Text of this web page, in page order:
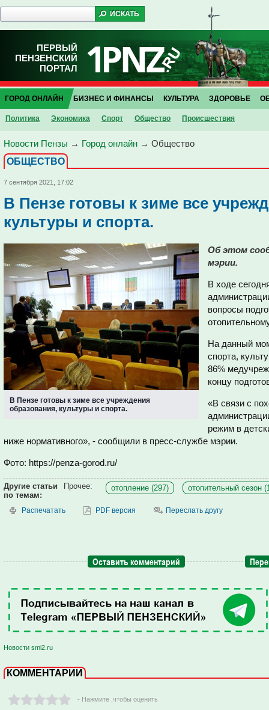
ПЕРВЫЙ
ПЕНЗЕНСКИЙ
ПОРТАЛ
ГОРОД ОНЛАЙН
Политика Экономика Спорт Общество Проиcшествия
БИЗНЕС И ФИНАНСЫ КУЛЬТУРА ЗДОРОВЬЕ
Новости Пензы → Город онлайн → Общество
ОБЩЕСТВО
7 сентября 2021, 17:02
В Пензе готовы к зиме все
культуры и спорта.
В Пензе готовы к зиме все учреждения
образования, культуры и спорта.
Об этом
мэрии.
В ходе
вопросы
На данный
спорта,
86%
концу
«В связи с
режим в
ниже нормативного», - сообщили в пресс-службе мэрии.
Фото: https://penza-gorod.ru/
Другие статьи
по темам:
Прочее: отопление (297) отопительный сезон
Распечатать PDF версия Переслать другу
Оставить комментарий
Новости smi2.ru
КОММЕНТАРИИ
- Нажмите ,чтобы оценить